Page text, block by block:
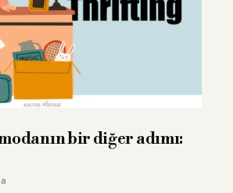
bir diğer adımı: